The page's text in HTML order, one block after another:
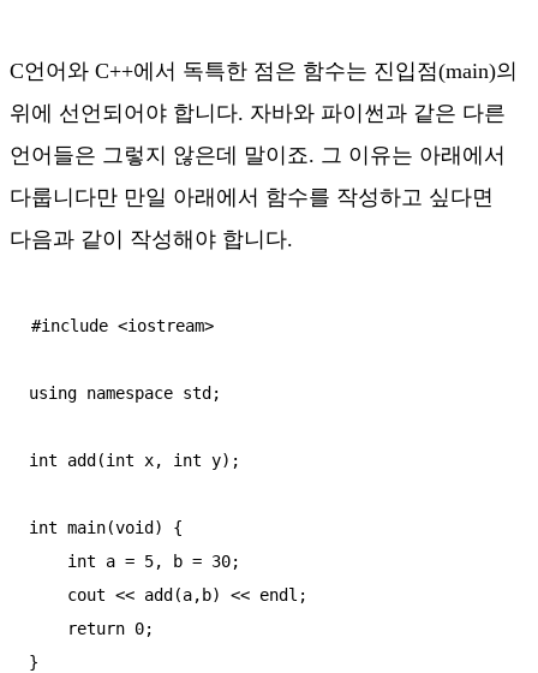
C언어와 C++에서 독특한 점은 함수는 진입점(main)의
위에 선언되어야 합니다. 자바와 파이썬과 같은 다른
언어들은 그렇지 않은데 말이죠. 그 이유는 아래에서
다룹니다만 만일 아래에서 함수를 작성하고 싶다면
다음과 같이 작성해야 합니다.
#include <iostream>
using namespace std;
int add(int x, int y);
int main(void) {
}